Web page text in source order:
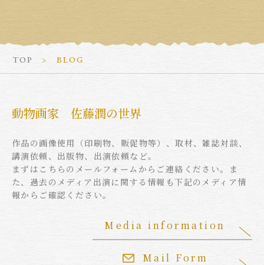
TOP BLOG
動物画家 佐藤潤の世界
作品の画像使用（印刷物、販促物等）、取材、雑誌対談、
講演依頼、出版物、出演依頼など。
まずはこちらのメールフォームからご連絡ください。ま
た、過去のメディア出演に関する情報も下記のメディア情
報からご確認ください。
Mail Form
Media information